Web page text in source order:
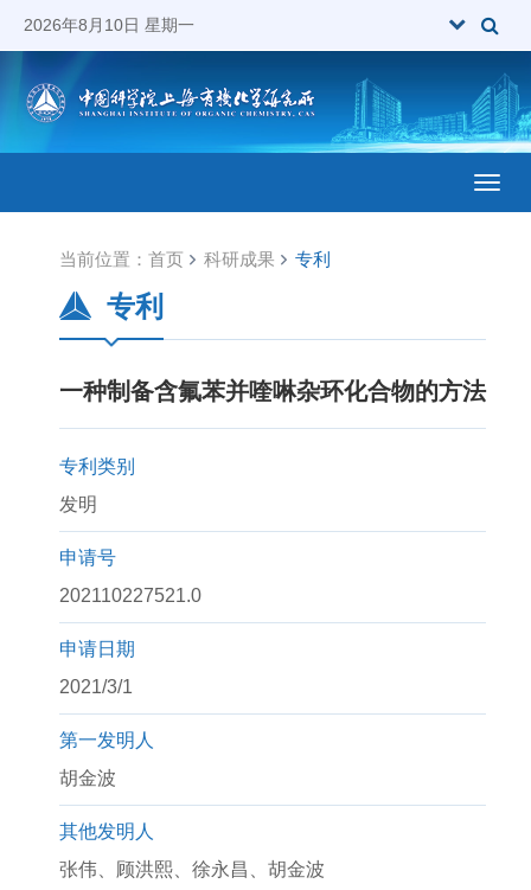
2026年8月10日 星期一
当前位置： 首页 科研成果 专利
专利
一种制备含氟苯并喹啉杂环化合物的方法
专利类别
发明
申请号
202110227521.0
申请日期
2021/3/1
第一发明人
胡金波
其他发明人
张伟、顾洪熙、徐永昌、胡金波